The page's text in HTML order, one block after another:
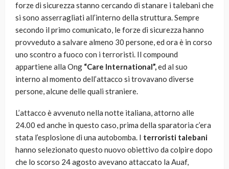
forze di sicurezza stanno cercando di stanare i talebani che
si sono asserragliati all’interno della struttura. Sempre
secondo il primo comunicato, le forze di sicurezza hanno
provveduto a salvare almeno 30 persone, ed ora è in corso
uno scontro a fuoco con i terroristi. Il compound
appartiene alla Ong “Care International”,ed al suo
interno al momento dell’attacco si trovavano diverse
persone, alcune delle quali straniere.
L’attacco è avvenuto nella notte italiana, attorno alle
24.00 ed anche in questo caso, prima della sparatoria c’era
stata l’esplosione di una autobomba. I terroristi talebani
hanno selezionato questo nuovo obiettivo da colpire dopo
che lo scorso 24 agosto avevano attaccato la Auaf,